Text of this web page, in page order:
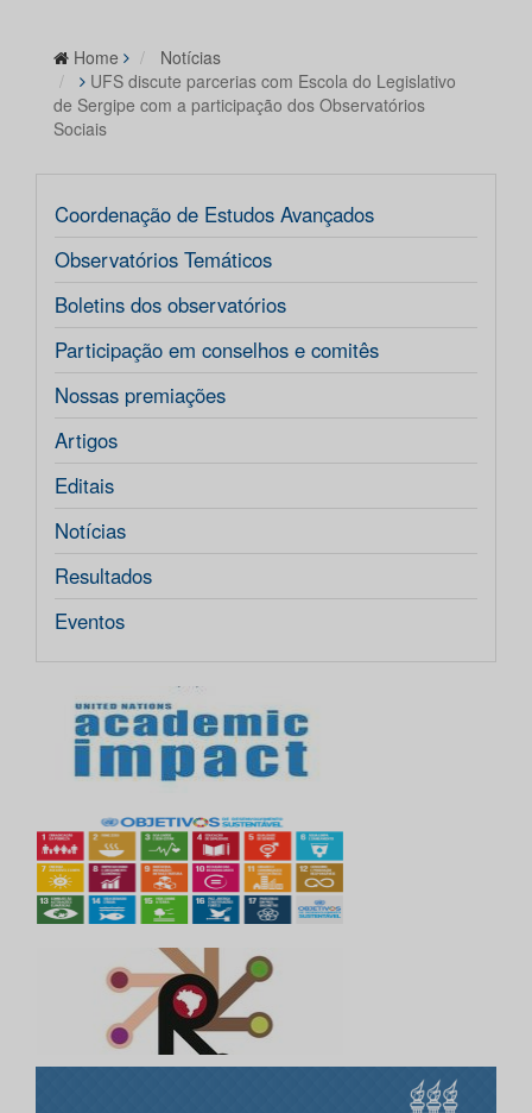
Home
Notícias
UFS discute parcerias com Escola do Legislativo
de Sergipe com a participação dos Observatórios
Sociais
Coordenação de Estudos Avançados
Observatórios Temáticos
Boletins dos observatórios
Participação em conselhos e comitês
Nossas premiações
Artigos
Editais
Notícias
Resultados
Eventos